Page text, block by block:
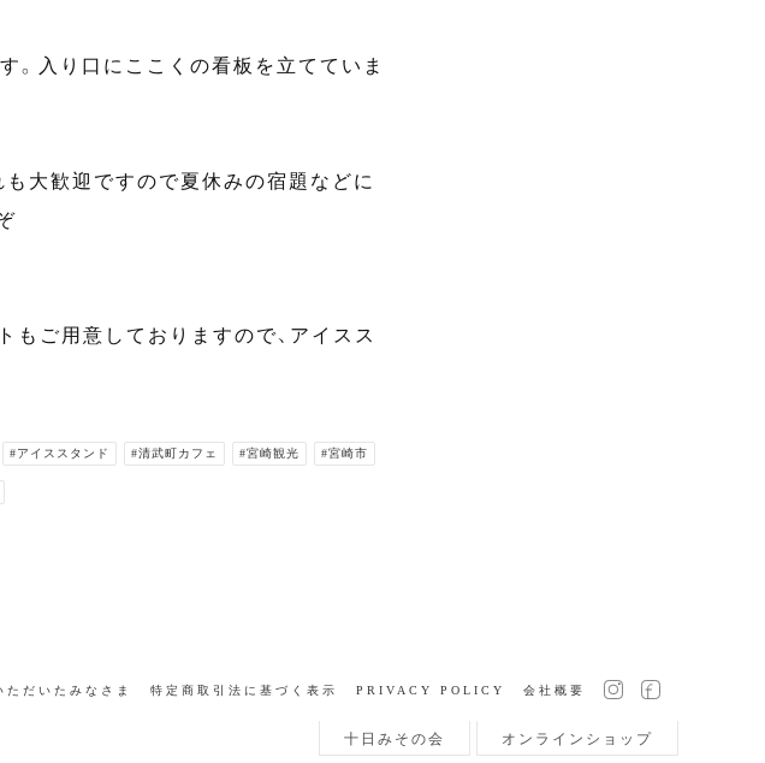
。入り口にここくの看板を立てていま
大歓迎ですので夏休みの宿題などに
もご用意しておりますので、アイスス
#アイススタンド #清武町カフェ #宮崎観光 #宮崎市
ただいたみなさま 特定商取引法に基づく表示 PRIVACY POLICY 会社概要
十日みその会 オンラインショップ